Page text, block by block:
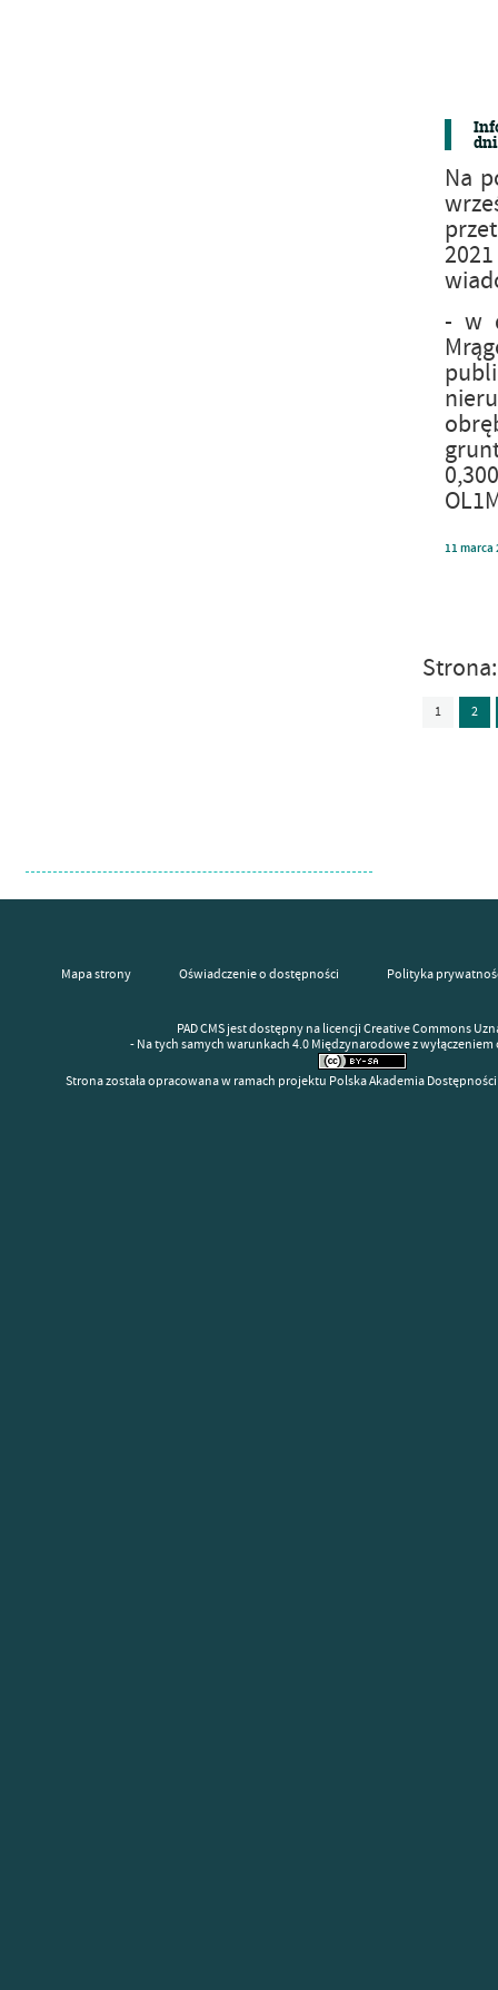
Na
- w
11 marca
1 2
Mapa strony Oświadczenie o dostępności Polityka
PAD CMS jest dostępny na licencji Creative Commons
- Na tych samych warunkach 4.0 Międzynarodowe z
Strona została opracowana w ramach projektu Polska Akademia